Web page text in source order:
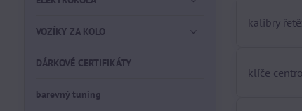
kalibry
klíče
VOZÍKY ZA KOLO
DÁRKOVÉ CERTIFIKÁTY
barevný tuning